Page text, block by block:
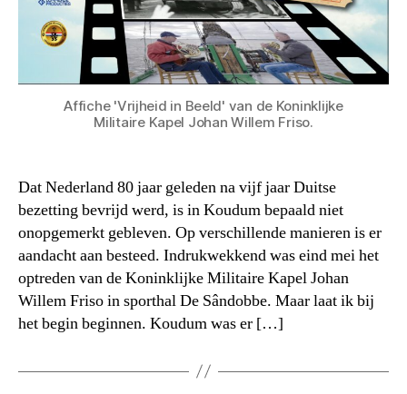
Affiche 'Vrijheid in Beeld' van de Koninklijke
Militaire Kapel Johan Willem Friso.
Dat Nederland 80 jaar geleden na vijf jaar Duitse
bezetting bevrijd werd, is in Koudum bepaald niet
onopgemerkt gebleven. Op verschillende manieren is er
aandacht aan besteed. Indrukwekkend was eind mei het
optreden van de Koninklijke Militaire Kapel Johan
Willem Friso in sporthal De Sândobbe. Maar laat ik bij
het begin beginnen. Koudum was er […]